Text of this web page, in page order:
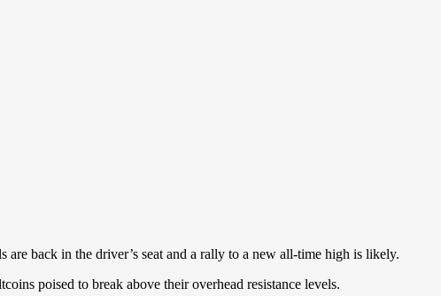
back in the driver’s seat and a rally to a new all-time high is likely.
poised to break above their overhead resistance levels.